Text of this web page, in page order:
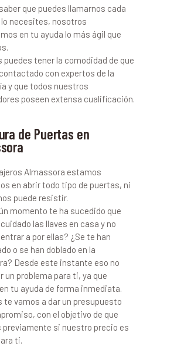
que puedes llamarnos cada
lo necesites, nosotros
en tu ayuda lo más ágil que
puedes tener la comodidad de que
con expertos de la
y que todos nuestros
poseen extensa cualificación.
de Puertas en
Almassora estamos
en abrir todo tipo de puertas, ni
puede resistir.
momento te ha sucedido que
las llaves en casa y no
a por ellas? ¿Se te han
o se han doblado en la
Desde este instante eso no
un problema para ti, ya que
tu ayuda de forma inmediata.
te vamos a dar un presupuesto
con el objetivo de que
previamente si nuestro precio es
ti.